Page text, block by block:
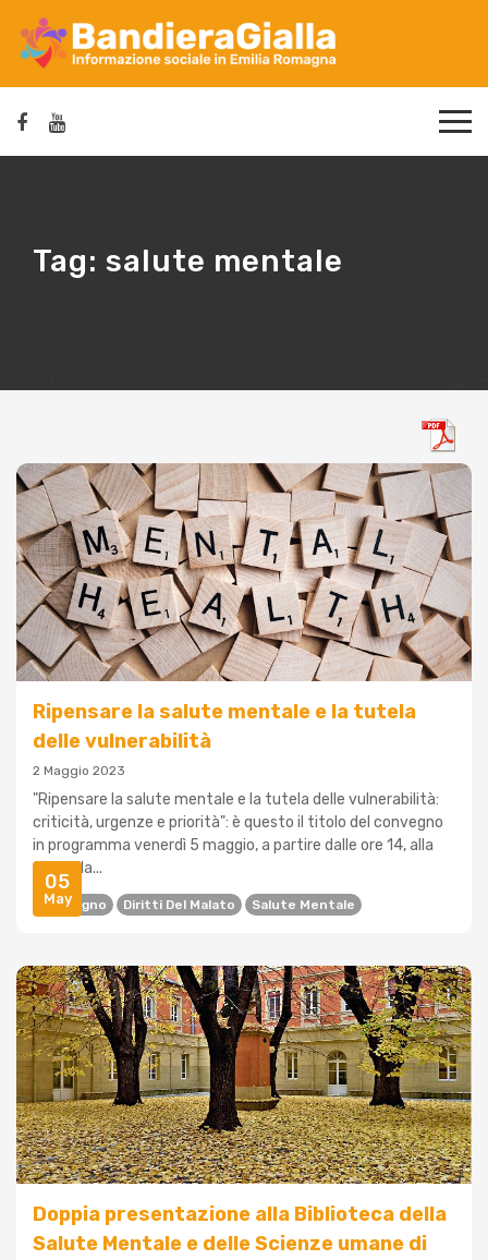
Tag: salute mentale
05
May
Ripensare la salute mentale e la tutela
delle vulnerabilità
2 Maggio 2023
"Ripensare la salute mentale e la tutela delle vulnerabilità:
criticità, urgenze e priorità": è questo il titolo del convegno
in programma venerdì 5 maggio, a partire dalle ore 14, alla
Cappella...
Convegno Diritti Del Malato Salute Mentale
Doppia presentazione alla Biblioteca della
Salute Mentale e delle Scienze umane di